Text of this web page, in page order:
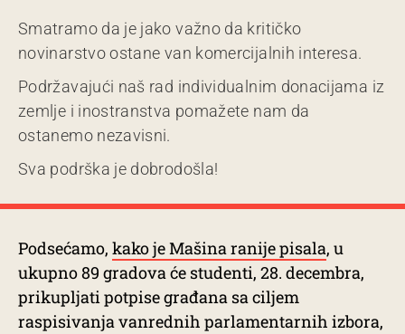
Smatramo da je jako važno da kritičko
novinarstvo ostane van komercijalnih interesa.
Podržavajući naš rad individualnim donacijama iz
zemlje i inostranstva pomažete nam da
ostanemo nezavisni.
Sva podrška je dobrodošla!
Podsećamo, kako je Mašina ranije pisala, u
ukupno 89 gradova će studenti, 28. decembra,
prikupljati potpise građana sa ciljem
raspisivanja vanrednih parlamentarnih izbora,